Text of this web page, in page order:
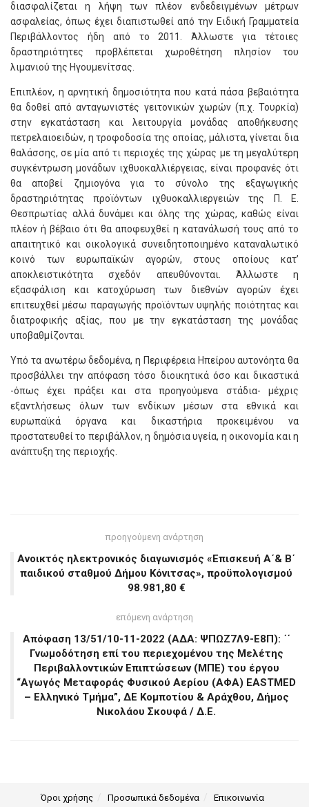
διασφαλίζεται η λήψη των πλέον ενδεδειγμένων μέτρων
ασφαλείας, όπως έχει διαπιστωθεί από την Ειδική Γραμματεία
Περιβάλλοντος ήδη από το 2011. Άλλωστε για τέτοιες
δραστηριότητες προβλέπεται χωροθέτηση πλησίον του
λιμανιού της Ηγουμενίτσας.
Επιπλέον, η αρνητική δημοσιότητα που κατά πάσα βεβαιότητα
θα δοθεί από ανταγωνιστές γειτονικών χωρών (π.χ. Τουρκία)
στην εγκατάσταση και λειτουργία μονάδας αποθήκευσης
πετρελαιοειδών, η τροφοδοσία της οποίας, μάλιστα, γίνεται δια
θαλάσσης, σε μία από τι περιοχές της χώρας με τη μεγαλύτερη
συγκέντρωση μονάδων ιχθυοκαλλιέργειας, είναι προφανές ότι
θα αποβεί ζημιογόνα για το σύνολο της εξαγωγικής
δραστηριότητας προϊόντων ιχθυοκαλλιεργειών της Π. Ε.
Θεσπρωτίας αλλά δυνάμει και όλης της χώρας, καθώς είναι
πλέον ή βέβαιο ότι θα αποφευχθεί η κατανάλωσή τους από το
απαιτητικό και οικολογικά συνειδητοποιημένο καταναλωτικό
κοινό των ευρωπαϊκών αγορών, στους οποίους κατ’
αποκλειστικότητα σχεδόν απευθύνονται. Άλλωστε η
εξασφάλιση και κατοχύρωση των διεθνών αγορών έχει
επιτευχθεί μέσω παραγωγής προϊόντων υψηλής ποιότητας και
διατροφικής αξίας, που με την εγκατάσταση της μονάδας
υποβαθμίζονται.
Υπό τα ανωτέρω δεδομένα, η Περιφέρεια Ηπείρου αυτονόητα θα
προσβάλλει την απόφαση τόσο διοικητικά όσο και δικαστικά
-όπως έχει πράξει και στα προηγούμενα στάδια- μέχρις
εξαντλήσεως όλων των ενδίκων μέσων στα εθνικά και
ευρωπαϊκά όργανα και δικαστήρια προκειμένου να
προστατευθεί το περιβάλλον, η δημόσια υγεία, η οικονομία και η
ανάπτυξη της περιοχής.
προηγούμενη ανάρτηση
Ανοικτός ηλεκτρονικός διαγωνισμός «Επισκευή Α΄& Β΄
παιδικού σταθμού Δήμου Κόνιτσας», προϋπολογισμού
98.981,80 €
επόμενη ανάρτηση
Απόφαση 13/51/10-11-2022 (ΑΔΑ: ΨΠΩΖ7Λ9-Ε8Π): ΄΄
Γνωμοδότηση επί του περιεχομένου της Μελέτης
Περιβαλλοντικών Επιπτώσεων (ΜΠΕ) του έργου
“Αγωγός Μεταφοράς Φυσικού Αερίου (ΑΦΑ) EASTMED
– Ελληνικό Τμήμα”, ΔΕ Κομποτίου & Αράχθου, Δήμος
Νικολάου Σκουφά / Δ.Ε.
Όροι χρήσης Προσωπικά δεδομένα Επικοινωνία